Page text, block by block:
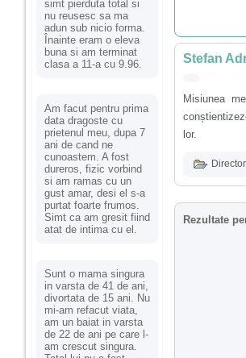
simt pierduta total si
nu reusesc sa ma
adun sub nicio forma.
Înainte eram o eleva
buna si am terminat
clasa a 11-a cu 9.96.
Am facut pentru prima
data dragoste cu
prietenul meu, dupa 7
ani de cand ne
cunoastem. A fost
dureros, fizic vorbind
si am ramas cu un
gust amar, desi el s-a
purtat foarte frumos.
Simt ca am gresit fiind
atat de intima cu el.
Sunt o mama singura
in varsta de 41 de ani,
divortata de 15 ani. Nu
mi-am refacut viata,
am un baiat in varsta
de 22 de ani pe care l-
am crescut singura.
Stefan
Misiunea
lor.
Rezultate